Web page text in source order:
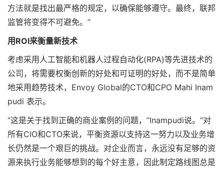
方法就是找出最严格的规定，以确保能够遵守。最终，联邦
监管将变得不可避免。”
用ROI来衡量新技术
考虑采用人工智能和机器人过程自动化(RPA)等先进技术的
公司，将需要权衡创新的好处和可证明的好处，而不是简单
地采用趋势技术，Envoy Global的CTO和CPO Mahi Inam
pudi 表示。
“这是关于找到正确的商业案例的问题，”Inampudi说。“对
所有CIO和CTO来说，平衡资源以支持这一努力以及业务增
长仍然是一个艰巨的挑战。对企业而言，永远没有足够的资
源来执行业务能够想到的每个好主意，因此制定路线图总是